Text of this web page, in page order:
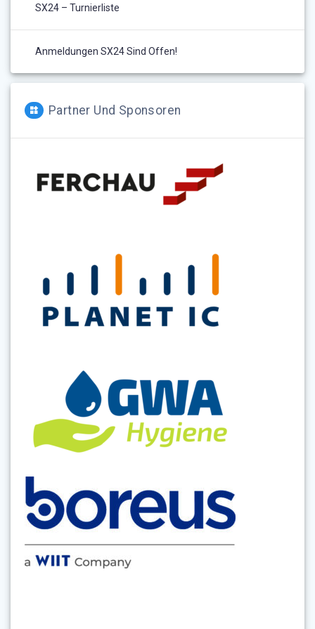
SX24 – Turnierliste
Anmeldungen SX24 Sind Offen!
Partner Und Sponsoren